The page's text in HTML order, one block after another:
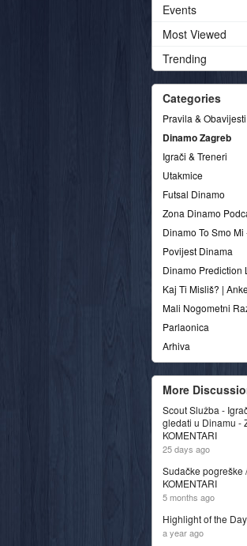
Events
Most Viewed
Trending
Categories
Pravila & Obavijesti
Dinamo Zagreb
Igrači & Treneri
Utakmice
Futsal Dinamo
Zona Dinamo
Povijest Dinama
Dinamo Prediction
Kaj Ti Misliš? |
Mali Nogometni
Parlaonica
Arhiva
More
Scout Služba -
gledati u Dinamu -
KOMENTARI
25 days ago
Sudačke pogreške
KOMENTARI
5 months ago
Highlight of the
a year ago